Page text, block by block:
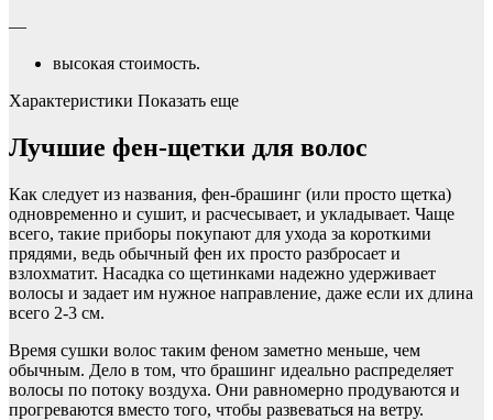
—
высокая стоимость.
Характеристики Показать еще
Лучшие фен-щетки для волос
Как следует из названия, фен-брашинг (или просто щетка)
одновременно и сушит, и расчесывает, и укладывает. Чаще
всего, такие приборы покупают для ухода за короткими
прядями, ведь обычный фен их просто разбросает и
взлохматит. Насадка со щетинками надежно удерживает
волосы и задает им нужное направление, даже если их длина
всего 2-3 см.
Время сушки волос таким феном заметно меньше, чем
обычным. Дело в том, что брашинг идеально распределяет
волосы по потоку воздуха. Они равномерно продуваются и
прогреваются вместо того, чтобы развеваться на ветру.